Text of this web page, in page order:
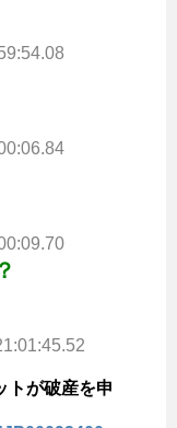
トが破産を申